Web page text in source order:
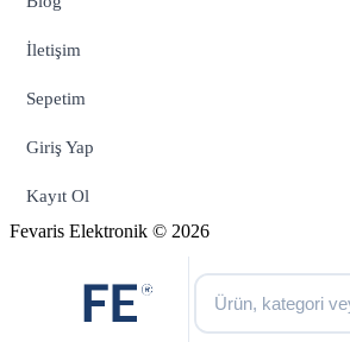
İletişim
Sepetim
Giriş Yap
Kayıt Ol
Fevaris Elektronik © 2026